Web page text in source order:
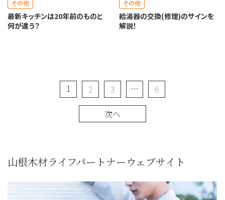
その他
最新キッチンは20年前のものと
何が違う？
その他
給湯器の交換(修理)のサインを
解説！
1 2 3 … 6
次へ
山根木材ライフパートナーウェブサイト